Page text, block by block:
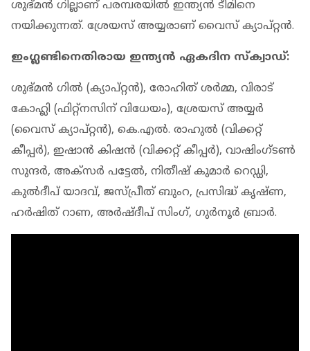
ശുഭ്മന്‍ ഗില്ലാണ് പരമ്പരയില്‍ ഇന്ത്യന്‍ ടീമിനെ
നയിക്കുന്നത്. ശ്രേയസ് അയ്യരാണ് വൈസ് ക്യാപ്റ്റന്‍.
ഇംഗ്ലണ്ടിനെതിരായ ഇന്ത്യന്‍ ഏകദിന സ്‌ക്വാഡ്:
ശുഭ്മന്‍ ഗില്‍ (ക്യാപ്റ്റന്‍), രോഹിത് ശര്‍മ്മ, വിരാട്
കോഹ്ലി (ഫിറ്റ്‌നസിന് വിധേയം), ശ്രേയസ് അയ്യര്‍
(വൈസ് ക്യാപ്റ്റന്‍), കെ.എല്‍. രാഹുല്‍ (വിക്കറ്റ്
കീപ്പര്‍), ഇഷാന്‍ കിഷന്‍ (വിക്കറ്റ് കീപ്പര്‍), വാഷിംഗ്ടണ്‍
സുന്ദര്‍, അക്‌സര്‍ പട്ടേല്‍, നിതീഷ് കുമാര്‍ റെഡ്ഡി,
കുല്‍ദീപ് യാദവ്, ജസ്പ്രീത് ബുംറ, പ്രസിദ്ധ് കൃഷ്ണ,
ഹര്‍ഷിത് റാണ, അര്‍ഷ്ദീപ് സിംഗ്, ഗുര്‍നൂര്‍ ബ്രാര്‍.